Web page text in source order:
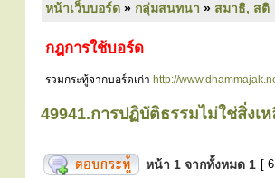
หน้าเว็บบอร์ด » กลุ่มสนทนา » สมาธิ, สติ
กฎการใช้บอร์ด
รวมกระทู้จากบอร์ดเก่า http://
49941.การปฏิบัติธรรมไม่ใช่สิ่ง
หน้า 1 จากทั้งหมด 1 [